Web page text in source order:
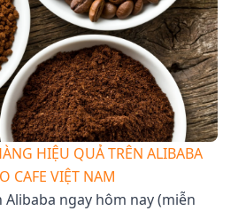
HIỆU QUẢ TRÊN ALIBABA
CAFE VIỆT NAM
ngay hôm nay (miễn